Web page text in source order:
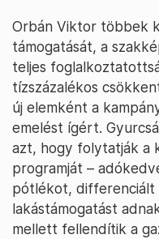
Orbán Viktor többek
támogatását, a
teljes
tízszázalékos
új elemként a
emelést ígért.
azt, hogy folytatják a
programját –
pótlékot, differenciált
lakástámogatást
mellett fellendítik a